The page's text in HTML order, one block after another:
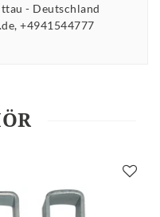
Deutschland
+4941544777